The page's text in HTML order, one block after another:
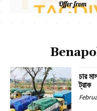
চার
ট্রাক